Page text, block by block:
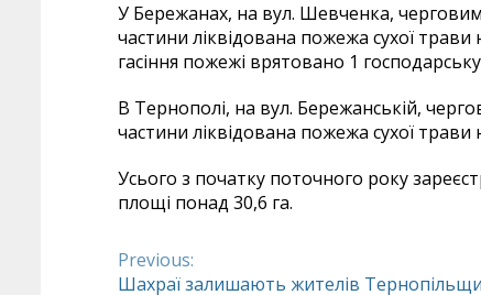
У Бережанах, на вул. Шевченка,
частини ліквідована пожежа сухої трави
гасіння пожежі врятовано 1
В Тернополі, на вул. Бережанській,
частини ліквідована пожежа сухої трави
Усього з початку поточного року
площі понад 30,6 га.
Continue
Previous:
Шахраї залишають жителів